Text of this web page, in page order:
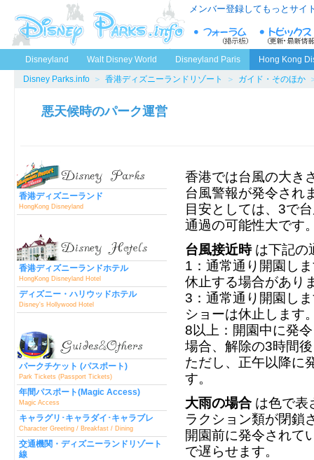
メンバー登録してもっとサイ
Disneyland Walt Disney World Disneyland Paris
Hong Kong
Disney Parks.info ＞ 香港ディズニーランドリゾート ＞ ガイド・そのほか
悪天候時のパーク運営
香港ディズニーランド
HongKong Disneyland
香港ディズニーランドホテル
HongKong Disneyland Hotel
ディズニー・ハリウッドホテル
Disney's Hollywood Hotel
パークチケット (パスポート)
Park Tickets (Passport Tickets)
年間パスポート(Magic Access)
Magic Access
キャラグリ･キャラダイ･キャラブレ
Character Greeting / Breakfast / Dining
交通機関・ディズニーランドリゾート
線
香港では台風の大き
台風警報が発令され
目安としては、3で
通過の可能性大です
台風接近時は下記の
1：通常通り開園し
休止する場合があり
3：通常通り開園し
ショーは休止します
8以上：開園中に発
場合、解除の3時間
ただし、正午以降に
す。
大雨の場合は色で表
ラクション類が閉鎖
開園前に発令されて
で遅らせます。